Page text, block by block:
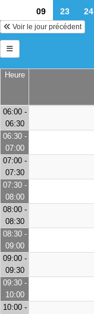
09
23 24
Voir le jour précédent
Heure
06:00 -
06:30
06:30 -
07:00
07:00 -
07:30
07:30 -
08:00
08:00 -
08:30
08:30 -
09:00
09:00 -
09:30
09:30 -
10:00
10:00 -